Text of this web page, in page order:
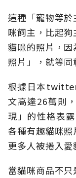
這種「寵物等
咪飼主，比起
貓咪的照片，
照片」，就等同
根據日本
文高達26萬則
現」的性格表
各種有趣貓咪
更多人被捲入愛
當貓咪商品不